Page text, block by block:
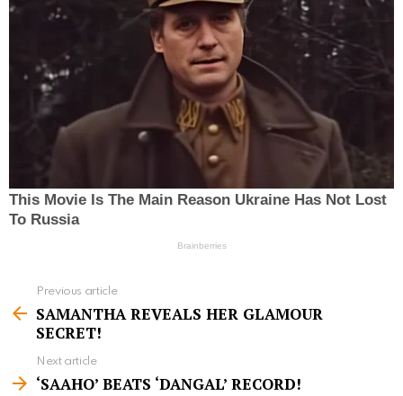
e
m
Previous article
SAMANTHA REVEALS HER GLAMOUR
SECRET!
Next article
‘SAAHO’ BEATS ‘DANGAL’ RECORD!